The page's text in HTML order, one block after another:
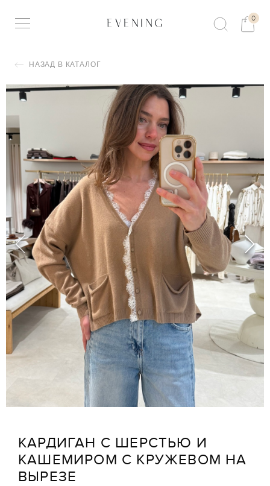
0
НАЗАД В КАТАЛОГ
КАРДИГАН С ШЕРСТЬЮ И
КАШЕМИРОМ С КРУЖЕВОМ НА
ВЫРЕЗЕ